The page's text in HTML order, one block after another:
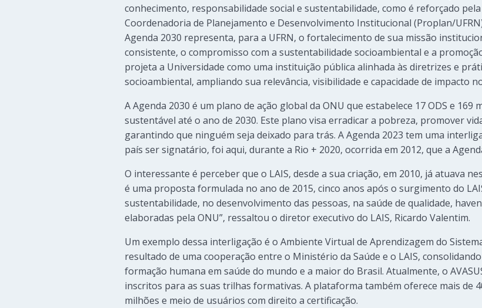
conhecimento, responsabilidade social e sustentabilidade, como é reforçado
Coordenadoria de Planejamento e Desenvolvimento Institucional (Proplan/
Agenda 2030 representa, para a UFRN, o fortalecimento de sua missão
consistente, o compromisso com a sustentabilidade socioambiental e a
projeta a Universidade como uma instituição pública alinhada às diretrizes e
socioambiental, ampliando sua relevância, visibilidade e capacidade de impacto
A Agenda 2030 é um plano de ação global da ONU que estabelece 17 ODS e
sustentável até o ano de 2030. Este plano visa erradicar a pobreza, promover
garantindo que ninguém seja deixado para trás. A Agenda 2023 tem uma
país ser signatário, foi aqui, durante a Rio + 2020, ocorrida em 2012, que a
O interessante é perceber que o LAIS, desde a sua criação, em 2010, já atuava
é uma proposta formulada no ano de 2015, cinco anos após o surgimento do
sustentabilidade, no desenvolvimento das pessoas, na saúde de qualidade,
elaboradas pela ONU”, ressaltou o diretor executivo do LAIS, Ricardo Valentim.
Um exemplo dessa interligação é o Ambiente Virtual de Aprendizagem do
resultado de uma cooperação entre o Ministério da Saúde e o LAIS,
formação humana em saúde do mundo e a maior do Brasil. Atualmente, o
inscritos para as suas trilhas formativas. A plataforma também oferece mais de
milhões e meio de usuários com direito a certificação.